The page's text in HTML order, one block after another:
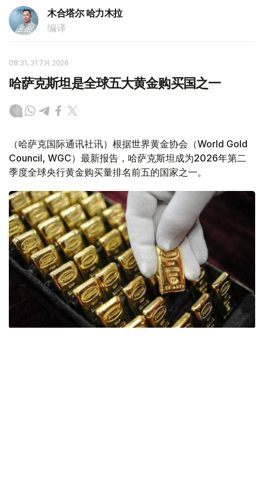
木合塔尔 哈力木拉
编译
08:31, 31 7月 2026
哈萨克斯坦是全球五大黄金购买国之一
（哈萨克国际通讯社讯）根据世界黄金协会（World Gold
Council, WGC）最新报告，哈萨克斯坦成为2026年第二
季度全球央行黄金购买量排名前五的国家之一。